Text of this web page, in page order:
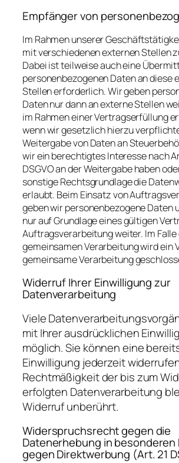
Empfänger von
Im Rahmen unserer
mit verschiedenen externen Stellen
Dabei ist teilweise auch eine
personenbezogenen Daten an diese
Stellen erforderlich. Wir geben
Daten nur dann an externe Stellen
im Rahmen einer Vertragserfüllung
wenn wir gesetzlich hierzu
Weitergabe von Daten an
wir ein berechtigtes Interesse nach
DSGVO an der Weitergabe haben
sonstige Rechtsgrundlage die
erlaubt. Beim Einsatz von
geben wir personenbezogene Daten
nur auf Grundlage eines gültigen
Auftragsverarbeitung weiter. Im
gemeinsamen Verarbeitung wird ein
gemeinsame Verarbeitung
Widerruf Ihrer Einwilligung zur
Datenverarbeitung
Viele
mit Ihrer ausdrücklichen
möglich. Sie können eine
Einwilligung jederzeit
Rechtmäßigkeit der bis zum
erfolgten Datenverarbeitung
Widerruf unberührt.
Widerspruchsrecht gegen die
Datenerhebung in besonderen
gegen Direktwerbung (Art. 21